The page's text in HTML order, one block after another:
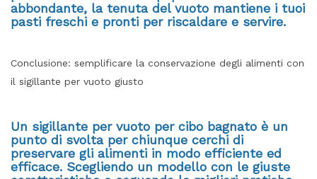
abbondante, la tenuta del vuoto mantiene i tuoi
pasti freschi e pronti per riscaldare e servire.
Conclusione: semplificare la conservazione degli alimenti con
il sigillante per vuoto giusto
Un sigillante per vuoto per cibo bagnato è un
punto di svolta per chiunque cerchi di
preservare gli alimenti in modo efficiente ed
efficace. Scegliendo un modello con le giuste